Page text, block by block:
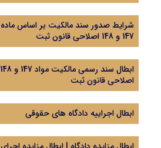
شرایط صدور سند مالکیت بر اساس ماده
147 و 148 اصلاحی قانون ثبت
ابطال سند رسمی مالکیت مواد 147 و 148
اصلاحی قانون ثبت
ابطال اجراییه دادگاه های حقوقی